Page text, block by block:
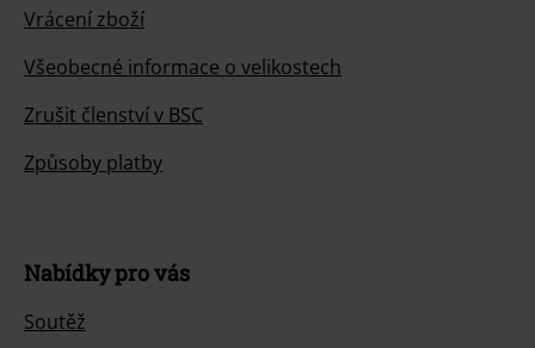
Vrácení zboží
Všeobecné informace o velikostech
Zrušit členství v BSC
Způsoby platby
Nabídky pro vás
Soutěž